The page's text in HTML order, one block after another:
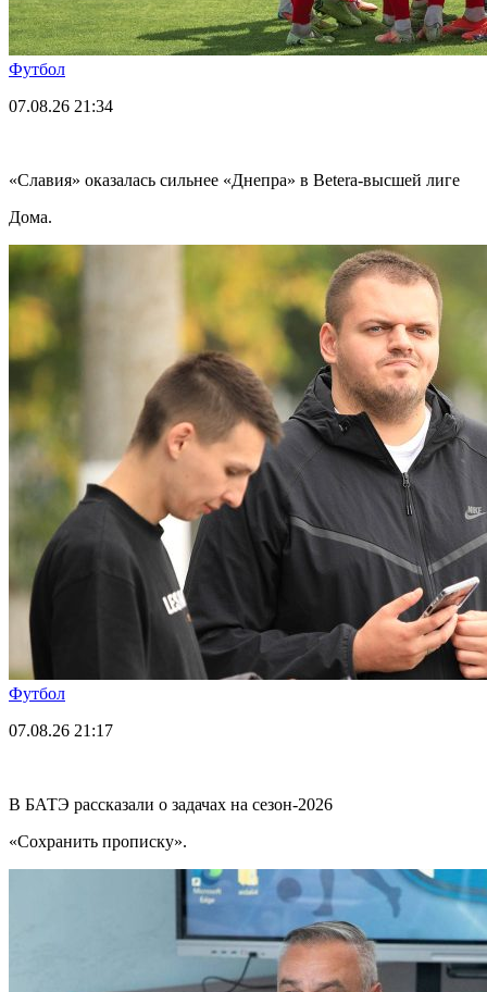
Футбол
07.08.26 21:34
«Славия» оказалась сильнее «Днепра» в Betera-высшей лиге
Дома.
Футбол
07.08.26 21:17
В БАТЭ рассказали о задачах на сезон-2026
«Сохранить прописку».